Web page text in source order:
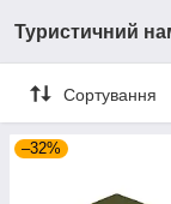
Туристичний
Сортування
–32%